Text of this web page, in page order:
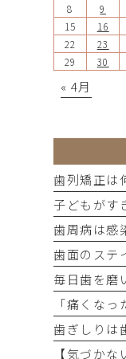
8
9
15
16
22
23
29
30
« 4月